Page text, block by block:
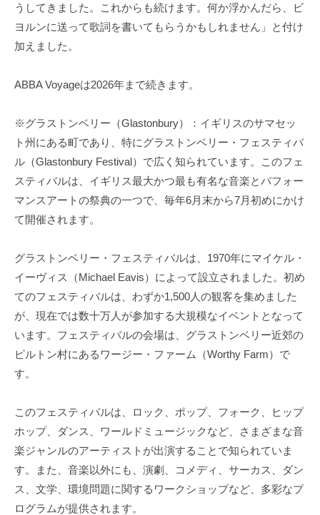
うしてきました。これからも続けます。何か浮かんだら、ビ
ヨルンに送って歌詞を書いてもらうかもしれません」と付け
加えました。
ABBA Voyageは2026年まで続きます。
※グラストンベリー（Glastonbury）：イギリスのサマセッ
ト州にある町であり、特にグラストンベリー・フェスティバ
ル（Glastonbury Festival）で広く知られています。このフェ
スティバルは、イギリス最大かつ最も有名な音楽とパフォー
マンスアートの祭典の一つで、毎年6月末から7月初めにかけ
て開催されます。
グラストンベリー・フェスティバルは、1970年にマイケル・
イーヴィス（Michael Eavis）によって設立されました。初め
てのフェスティバルは、わずか1,500人の観客を集めました
が、現在では数十万人が参加する大規模なイベントとなって
います。フェスティバルの会場は、グラストンベリー近郊の
ピルトン村にあるワージー・ファーム（Worthy Farm）で
す。
このフェスティバルは、ロック、ポップ、フォーク、ヒップ
ホップ、ダンス、ワールドミュージックなど、さまざまな音
楽ジャンルのアーティストが出演することで知られていま
す。また、音楽以外にも、演劇、コメディ、サーカス、ダン
ス、文学、環境問題に関するワークショップなど、多彩なプ
ログラムが提供されます。